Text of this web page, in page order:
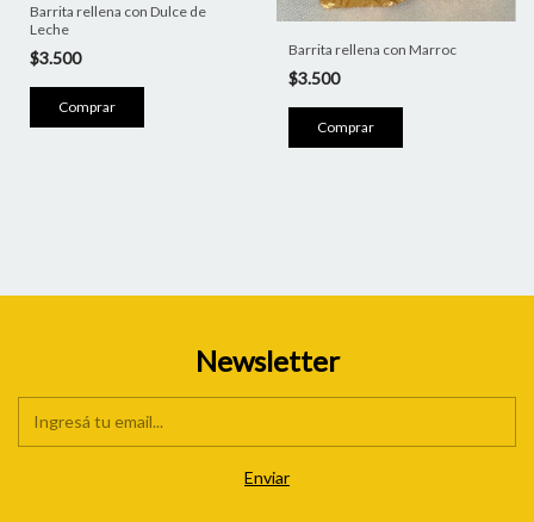
Barrita rellena con Dulce de
Leche
$3.500 Barrita rellena con Marroc
$3.500
Newsletter